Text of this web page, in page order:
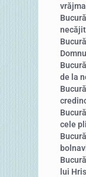
de la
cele
lui